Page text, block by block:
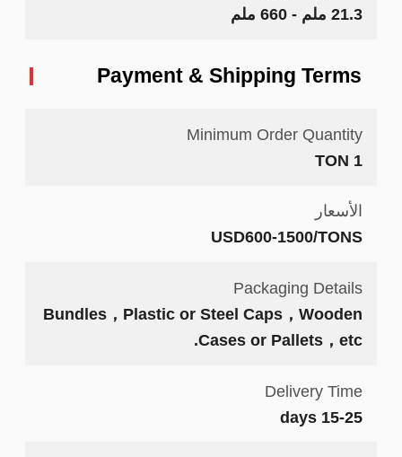
21.3 ملم - 660 ملم
Payment & Shipping Terms
Minimum Order Quantity
1 TON
الأسعار
USD600-1500/TONS
Packaging Details
Bundles，Plastic or Steel Caps，Wooden
Cases or Pallets，etc.
Delivery Time
15-25 days